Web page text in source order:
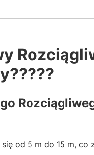
od 5 m do 15 m, co